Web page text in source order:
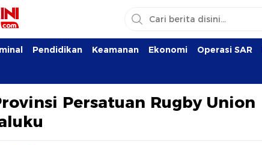
Pendidikan Keamanan Ekonomi Operasi SAR
Persatuan Rugby Union